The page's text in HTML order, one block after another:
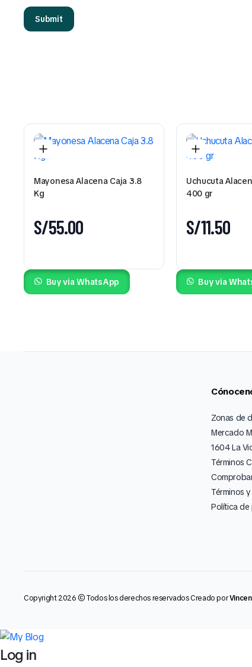
Mayonesa Alacena Caja 3.8
Kg
S/55.00
Buy via WhatsApp
Uchucuta
400 gr
S/11.50
Buy via
Zonas de
Mercado
1604 La
Términos
Términos
Política
Copyright 2026 © Todos los derechos reservados Creado por
Log in